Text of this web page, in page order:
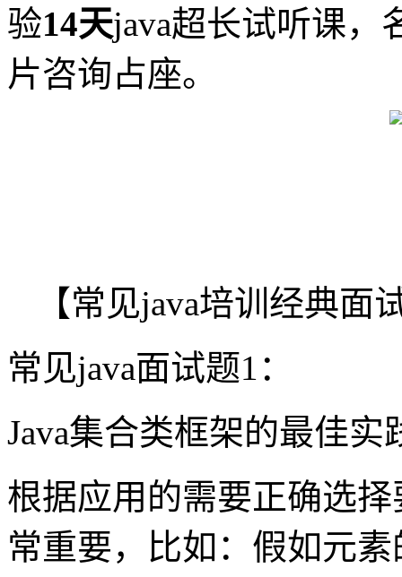
验14天java超长试听课，
片咨询占座。
【常见java培训经典面
常见java面试题1：
Java集合类框架的最佳实
根据应用的需要正确选
常重要，比如：假如元